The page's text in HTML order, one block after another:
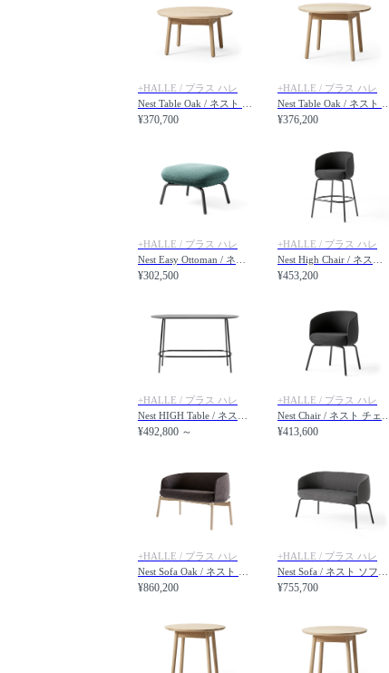
+HALLE / プラス ハレ
¥370,700
+HALLE / プラス ハレ
¥376,200
+HALLE / プラス ハレ
¥302,500
+HALLE / プラス ハレ
¥453,200
+HALLE / プラス ハレ
¥492,800 ～
+HALLE / プラス ハレ
¥413,600
+HALLE / プラス ハレ
¥860,200
+HALLE / プラス ハレ
¥755,700